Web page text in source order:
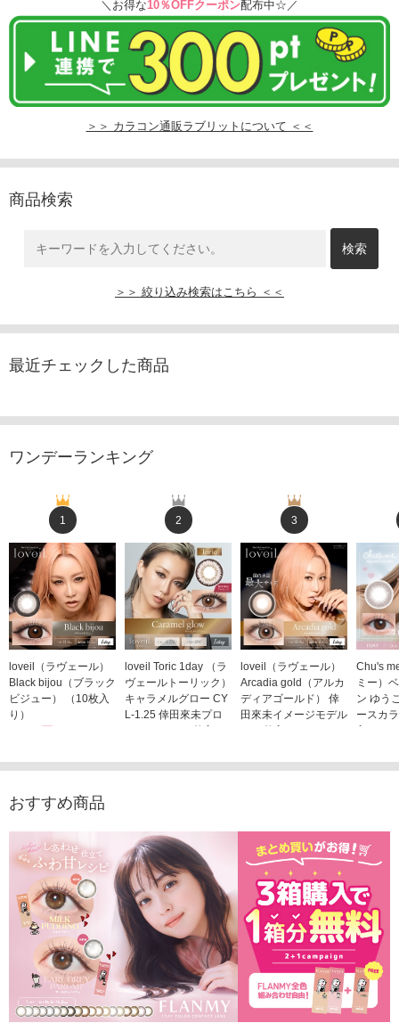
＼お得な10％OFFクーポン配布中☆／
＞＞ カラコン通販ラブリットについて ＜＜
商品検索
＞＞ 絞り込み検索はこちら ＜＜
最近チェックした商品
ワンデーランキング
1
loveil（ラヴェール）
Black bijou（ブラック
ビジュー） （10枚入
り）
2
loveil Toric 1day （ラ
ヴェールトーリック）
キャラメルグロー CY
L-1.25 倖田來未プロ
デュース （10枚入
1,760円(税込)
3
loveil（ラヴェール）
Arcadia gold（アルカ
ディアゴールド） 倖
田來未イメージモデル
（10枚入り）
Chu's
ミー）
ン ゆう
ースカ
入り）
おすすめ商品